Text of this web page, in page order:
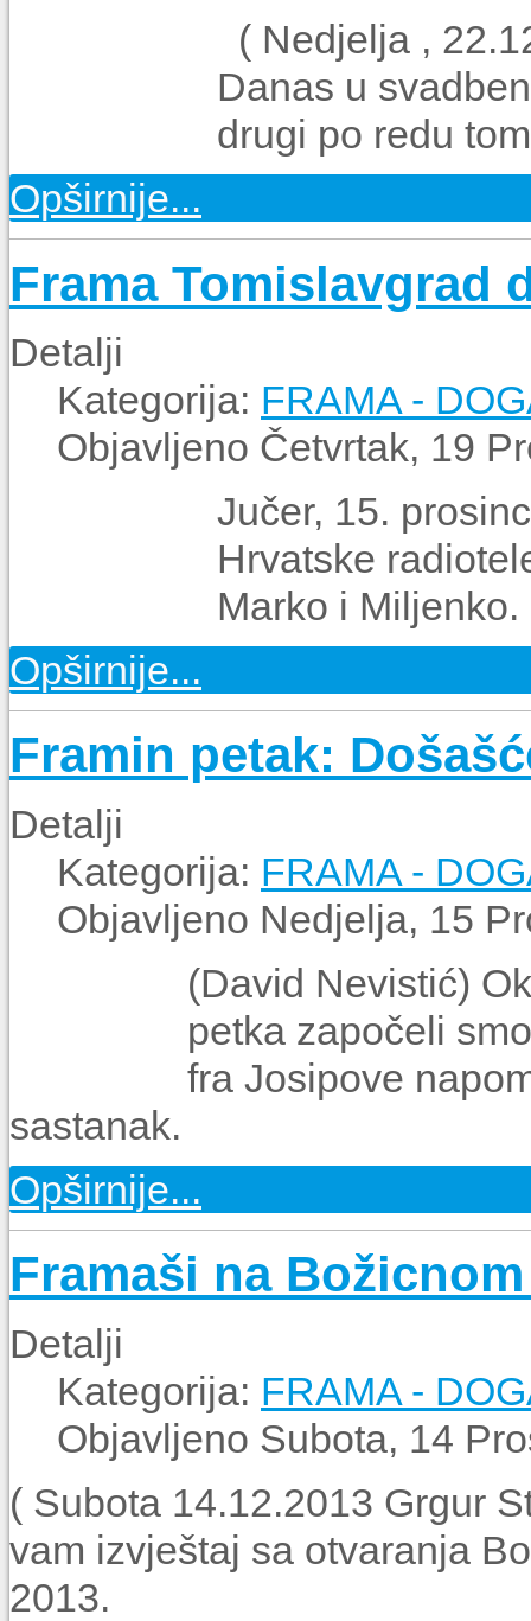
( Nedjelja ,
Danas u
drugi po redu
Opširnije...
Frama Tomislavgrad
Detalji
Kategorija: FRAMA -
Objavljeno Četvrtak, 19
Jučer, 15.
Hrvatske
Marko i Miljenko.
Opširnije...
Framin petak:
Detalji
Kategorija: FRAMA -
Objavljeno Nedjelja, 15
(David Nevistić)
petka započeli
fra Josipove
sastanak.
Opširnije...
Framaši na
Detalji
Kategorija: FRAMA -
Objavljeno Subota, 14
( Subota 14.12.2013 Grgur
vam izvještaj sa otvaranja
2013.